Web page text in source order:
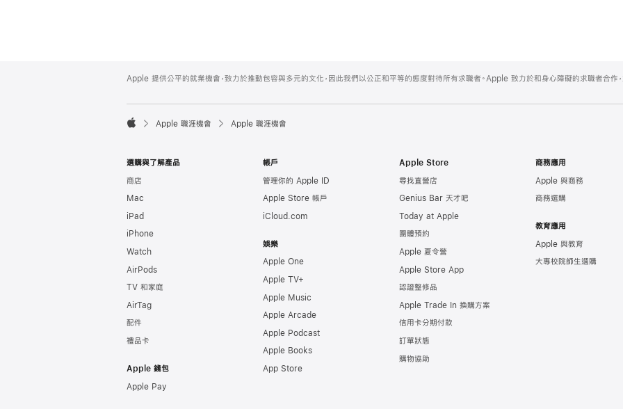
Footer
Apple 提供公平的就業機會，致力於推動包容與多元的文化，因此我們以公正和平等的態度對待所有求職者。Apple 致力於和身心障礙的求職者合作，

Apple 職涯機會 Apple 職涯機會
選購與了解產品
商店
Mac
iPad
iPhone
Watch
AirPods
TV 和家庭
AirTag
配件
禮品卡
Apple 錢包
Apple Pay
帳戶
管理你的 Apple ID
Apple Store 帳戶
iCloud.com
娛樂
Apple One
Apple TV+
Apple Music
Apple Arcade
Apple Podcast
Apple Books
App Store
Apple Store
尋找直營店
Genius Bar 天才吧
Today at Apple
團體預約
Apple 夏令營
Apple Store App
認證整修品
Apple Trade In 換購方案
信用卡分期付款
訂單狀態
購物協助
商務應用
Apple 與商務
商務選購
教育應用
Apple 與教育
大專校院師生選購